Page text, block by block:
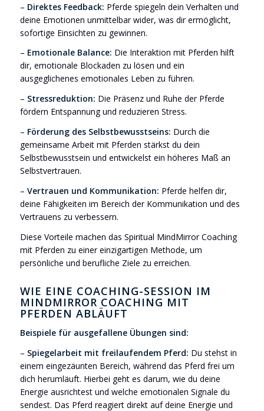
– Direktes Feedback: Pferde spiegeln dein Verhalten und
deine Emotionen unmittelbar wider, was dir ermöglicht,
sofortige Einsichten zu gewinnen.
– Emotionale Balance: Die Interaktion mit Pferden hilft
dir, emotionale Blockaden zu lösen und ein
ausgeglichenes emotionales Leben zu führen.
– Stressreduktion: Die Präsenz und Ruhe der Pferde
fördern Entspannung und reduzieren Stress.
– Förderung des Selbstbewusstseins: Durch die
gemeinsame Arbeit mit Pferden stärkst du dein
Selbstbewusstsein und entwickelst ein höheres Maß an
Selbstvertrauen.
– Vertrauen und Kommunikation: Pferde helfen dir,
deine Fähigkeiten im Bereich der Kommunikation und des
Vertrauens zu verbessern.
Diese Vorteile machen das Spiritual MindMirror Coaching
mit Pferden zu einer einzigartigen Methode, um
persönliche und berufliche Ziele zu erreichen.
WIE EINE COACHING-SESSION IM
MINDMIRROR COACHING MIT
PFERDEN ABLÄUFT
Beispiele für ausgefallene Übungen sind:
– Spiegelarbeit mit freilaufendem Pferd: Du stehst in
einem eingezäunten Bereich, während das Pferd frei um
dich herumläuft. Hierbei geht es darum, wie du deine
Energie ausrichtest und welche emotionalen Signale du
sendest. Das Pferd reagiert direkt auf deine Energie und